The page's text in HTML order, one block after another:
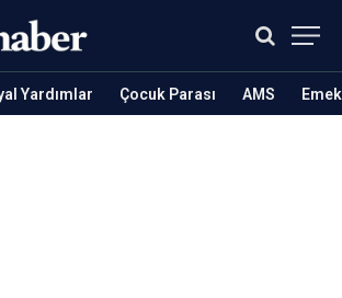
Yardımlar Çocuk Parası AMS